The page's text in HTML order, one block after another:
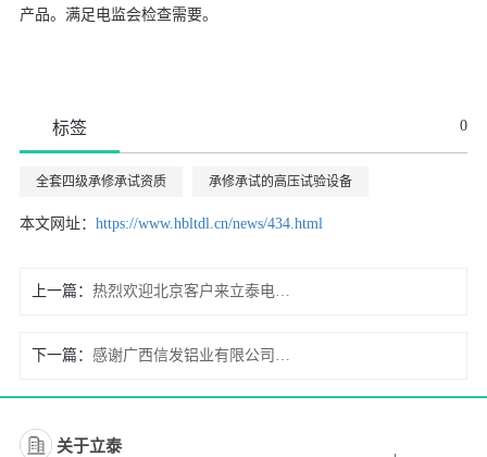
产品。满足电监会检查需要。
标签 0
全套四级承修承试资质 承修承试的高压试验设备
本文网址： https://www.hbltdl.cn/news/434.html
上一篇：
下一篇：
关于立泰